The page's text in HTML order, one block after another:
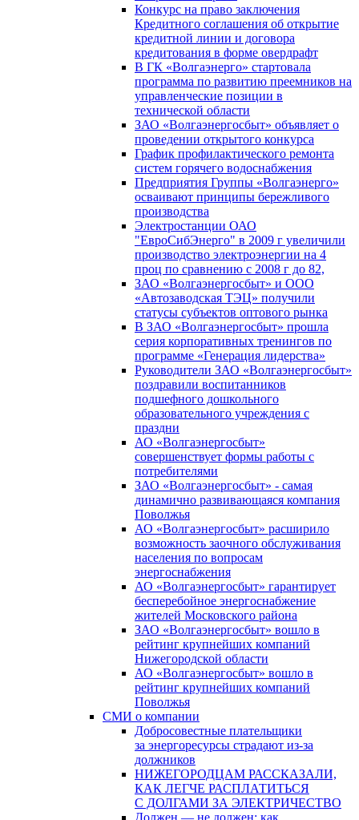
Конкурс на право заключения
Кредитного соглашения об открытие
кредитной линии и договора
кредитования в форме овердрафт
В ГК «Волгаэнерго» стартовала
программа по развитию преемников на
управленческие позиции в
технической области
ЗАО «Волгаэнергосбыт» объявляет о
проведении открытого конкурса
График профилактического ремонта
систем горячего водоснабжения
Предприятия Группы «Волгаэнерго»
осваивают принципы бережливого
производства
Электростанции ОАО
"ЕвроСибЭнерго" в 2009 г увеличили
производство электроэнергии на 4
проц по сравнению с 2008 г до 82,
ЗАО «Волгаэнергосбыт» и ООО
«Автозаводская ТЭЦ» получили
статусы субъектов оптового рынка
В ЗАО «Волгаэнергосбыт» прошла
серия корпоративных тренингов по
программе «Генерация лидерства»
Руководители ЗАО «Волгаэнергосбыт»
поздравили воспитанников
подшефного дошкольного
образовательного учреждения с
праздни
АО «Волгаэнергосбыт»
совершенствует формы работы с
потребителями
ЗАО «Волгаэнергосбыт» - самая
динамично развивающаяся компания
Поволжья
АО «Волгаэнергосбыт» расширило
возможность заочного обслуживания
населения по вопросам
энергоснабжения
АО «Волгаэнергосбыт» гарантирует
бесперебойное энергоснабжение
жителей Московского района
ЗАО «Волгаэнергосбыт» вошло в
рейтинг крупнейших компаний
Нижегородской области
АО «Волгаэнергосбыт» вошло в
рейтинг крупнейших компаний
Поволжья
СМИ о компании
Добросовестные плательщики
за энергоресурсы страдают из-за
должников
НИЖЕГОРОДЦАМ РАССКАЗАЛИ,
КАК ЛЕГЧЕ РАСПЛАТИТЬСЯ
С ДОЛГАМИ ЗА ЭЛЕКТРИЧЕСТВО